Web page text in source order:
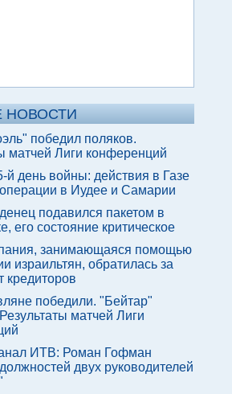
НОВОСТИ
победил поляков.
матчей Лиги конференций
й день войны: действия в Газе
в Иудее и Самарии
подавился пакетом в
его состояние критическое
занимающаяся помощью
израильтян, обратилась за
кредиторов
победили. "Бейтар"
матчей Лиги
ИТВ: Роман Гофман
двух руководителей